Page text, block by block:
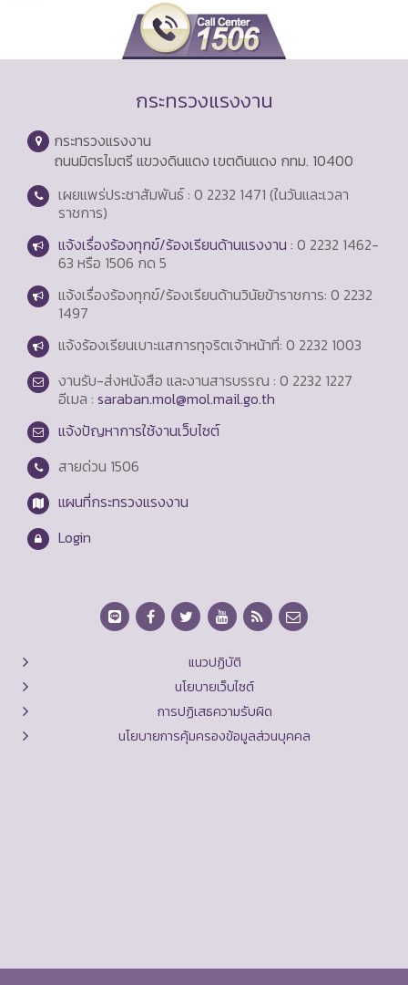
กระทรวงแรงงาน
กระทรวงแรงงาน
ถนนมิตรไมตรี แขวงดินแดง เขตดินแดง กทม. 10400
เผยแพร่ประชาสัมพันธ์ : 0 2232 1471 (ในวันและเวลา
ราชการ)
แจ้งเรื่องร้องทุกข์/ร้องเรียนด้านแรงงาน : 0 2232 1462-
63 หรือ 1506 กด 5
แจ้งเรื่องร้องทุกข์/ร้องเรียนด้านวินัยข้าราชการ: 0 2232
1497
แจ้งร้องเรียนเบาะแสการทุจริตเจ้าหน้าที่: 0 2232 1003
งานรับ-ส่งหนังสือ และงานสารบรรณ : 0 2232 1227
อีเมล : saraban.mol@mol.mail.go.th
แจ้งปัญหาการใช้งานเว็บไซต์
สายด่วน 1506
แผนที่กระทรวงแรงงาน
Login
แนวปฏิบัติ
นโยบายเว็บไซต์
การปฏิเสธความรับผิด
นโยบายการคุ้มครองข้อมูลส่วนบุคคล